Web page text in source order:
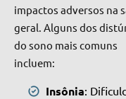
impactos adversos na
geral. Alguns dos
do sono mais comuns
incluem:
Insônia: